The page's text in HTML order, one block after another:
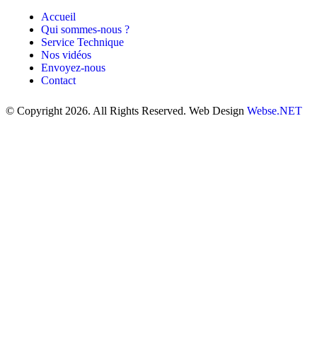
Accueil
Qui sommes-nous ?
Service Technique
Nos vidéos
Envoyez-nous
Contact
© Copyright 2026. All Rights Reserved. Web Design Webse.NET